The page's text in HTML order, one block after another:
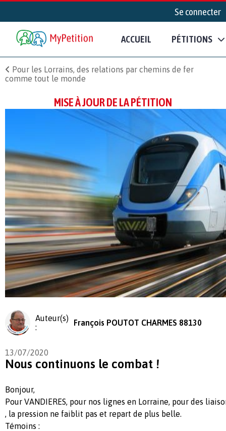
Se connecter
ACCUEIL PÉTITIONS
Pour les Lorrains, des relations par chemins de fer
comme tout le monde
MISE À JOUR DE LA PÉTITION
Auteur(s)
:
François POUTOT CHARMES 88130
13/07/2020
Nous continuons le combat !
Bonjour,
Pour VANDIERES, pour nos lignes en Lorraine, pour des
, la pression ne faiblit pas et repart de plus belle.
Témoins :